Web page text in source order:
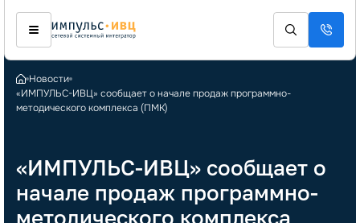
Новости
«ИМПУЛЬС-ИВЦ» сообщает о начале продаж программно-
методического комплекса (ПМК)
«ИМПУЛЬС-ИВЦ» сообщает о
начале продаж программно-
методического комплекса